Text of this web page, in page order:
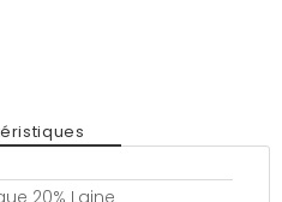
20% Laine